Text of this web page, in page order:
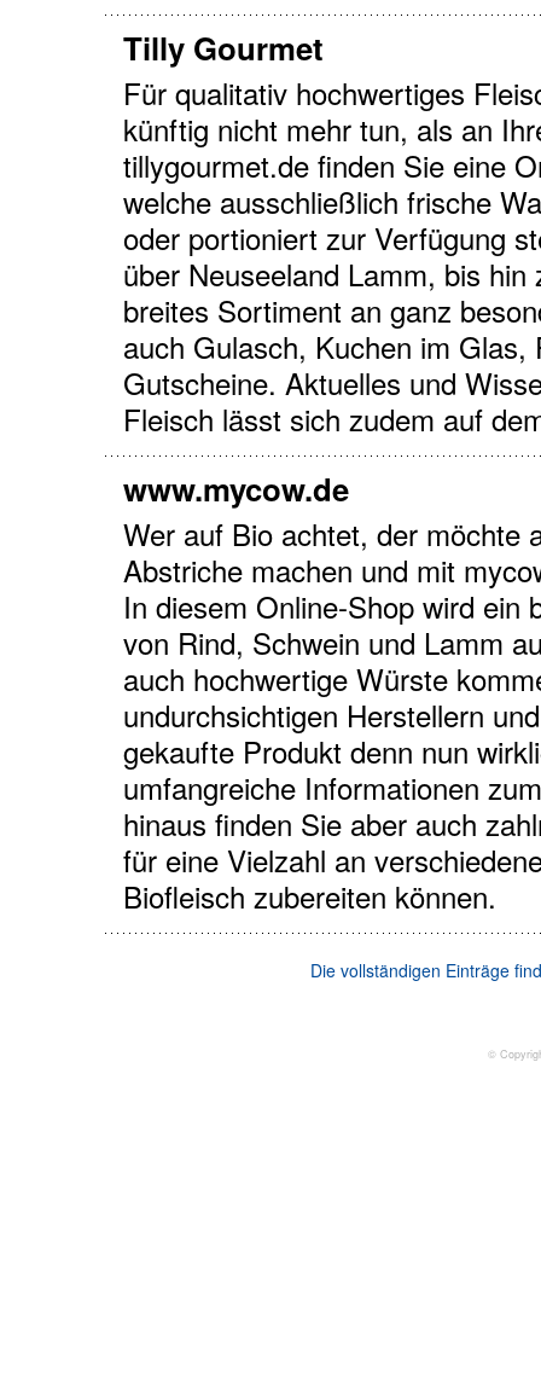
Tilly Gourmet
Für qualitativ hochwertiges
künftig nicht mehr tun, als an
tillygourmet.de finden Sie eine
welche ausschließlich frische
oder portioniert zur Verfügung
über Neuseeland Lamm, bis
breites Sortiment an ganz
auch Gulasch, Kuchen im
Gutscheine. Aktuelles und
Fleisch lässt sich zudem auf
www.mycow.de
Wer auf Bio achtet, der möchte
Abstriche machen und mit
In diesem Online-Shop wird ein
von Rind, Schwein und Lamm
auch hochwertige Würste
undurchsichtigen Herstellern
gekaufte Produkt denn nun
umfangreiche Informationen
hinaus finden Sie aber auch
für eine Vielzahl an
Biofleisch zubereiten können.
Die vollständigen Einträge
©